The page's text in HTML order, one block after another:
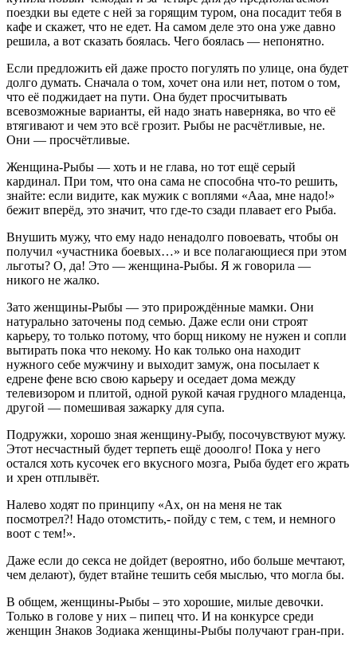
поездки вы едете с ней за горящим туром, она посадит тебя в
кафе и скажет, что не едет. На самом деле это она уже давно
решила, а вот сказать боялась. Чего боялась — непонятно.
Если предложить ей даже просто погулять по улице, она будет
долго думать. Сначала о том, хочет она или нет, потом о том,
что её поджидает на пути. Она будет просчитывать
всевозможные варианты, ей надо знать наверняка, во что её
втягивают и чем это всё грозит. Рыбы не расчётливые, не.
Они — просчётливые.
Женщина-Рыбы — хоть и не глава, но тот ещё серый
кардинал. При том, что она сама не способна что-то решить,
знайте: если видите, как мужик с воплями «Ааа, мне надо!»
бежит вперёд, это значит, что где-то сзади плавает его Рыба.
Внушить мужу, что ему надо ненадолго повоевать, чтобы он
получил «участника боевых…» и все полагающиеся при этом
льготы? О, да! Это — женщина-Рыбы. Я ж говорила —
никого не жалко.
Зато женщины-Рыбы — это прирождённые мамки. Они
натурально заточены под семью. Даже если они строят
карьеру, то только потому, что борщ никому не нужен и сопли
вытирать пока что некому. Но как только она находит
нужного себе мужчину и выходит замуж, она посылает к
едрене фене всю свою карьеру и оседает дома между
телевизором и плитой, одной рукой качая грудного младенца,
другой — помешивая зажарку для супа.
Подружки, хорошо зная женщину-Рыбу, посочувствуют мужу.
Этот несчастный будет терпеть ещё дооолго! Пока у него
остался хоть кусочек его вкусного мозга, Рыба будет его жрать
и хрен отплывёт.
Налево ходят по принципу «Ах, он на меня не так
посмотрел?! Надо отомстить,- пойду с тем, с тем, и немного
воот с тем!».
Даже если до секса не дойдет (вероятно, ибо больше мечтают,
чем делают), будет втайне тешить себя мыслью, что могла бы.
В общем, женщины-Рыбы – это хорошие, милые девочки.
Только в голове у них – пипец что. И на конкурсе среди
женщин Знаков Зодиака женщины-Рыбы получают гран-при.